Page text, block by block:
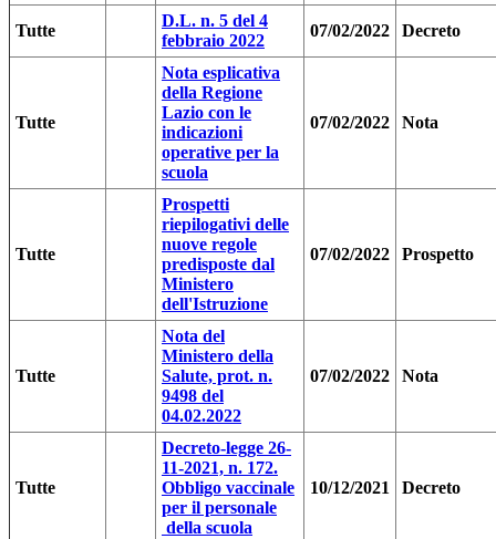
Tutte
D.L. n. 5 del 4
febbraio 2022
07/02/2022 Decreto
Tutte
Nota esplicativa
della Regione
Lazio con le
indicazioni
operative per la
scuola
07/02/2022 Nota
Tutte
Prospetti
riepilogativi delle
nuove regole
predisposte dal
Ministero
dell'Istruzione
07/02/2022 Prospetto
Tutte
Nota del
Ministero della
Salute, prot. n.
9498 del
04.02.2022
07/02/2022 Nota
Tutte
Decreto-legge 26-
11-2021, n. 172.
Obbligo vaccinale
per il personale
della scuola
10/12/2021 Decreto